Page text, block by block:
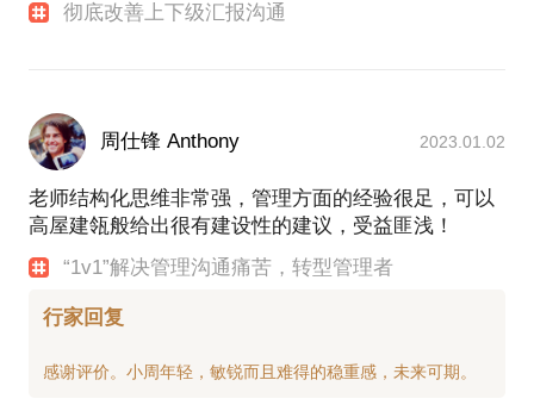
彻底改善上下级汇报沟通
周仕锋 Anthony 2023.01.02
老师结构化思维非常强，管理方面的经验很足，可以
高屋建瓴般给出很有建设性的建议，受益匪浅！
“1v1”解决管理沟通痛苦，转型管理者
行家回复